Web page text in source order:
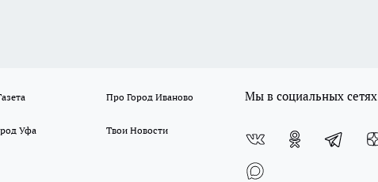
Про Город Иваново
Уфа Твои Новости
Мы в социальных сетях